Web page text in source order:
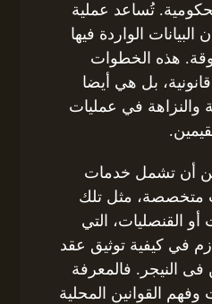
تُساعد عملية
البيانات الواردة فيها
هذه الخطوات
بل هي أيضا
والنزاهة في عمليات
أن تشمل خدمات
متخصصة، مثل تلك
القنصليات، التي
في كيفية توثيق عقد
فى النيجر. فالمعرفة
وفهم القوانين المحلية